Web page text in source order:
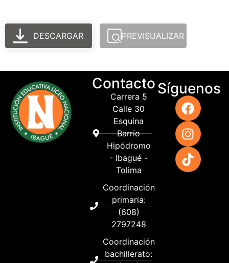
DESCARGAR PREVISUALIZAR
Contacto
Carrera 5
Calle 30
Esquina
Barrio
Hipódromo
- Ibagué -
Tolima
Coordinación
primaria:
(608)
2797248
Coordinación
bachillerato:
Síguenos